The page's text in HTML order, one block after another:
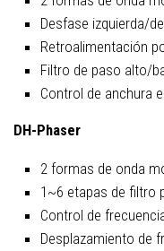
Desfase izquierda/
Retroalimentación
Filtro de paso alto/
Control de anchura
DH-Phaser
2 formas de onda
1~6 etapas de filtro
Control de
Desplazamiento de